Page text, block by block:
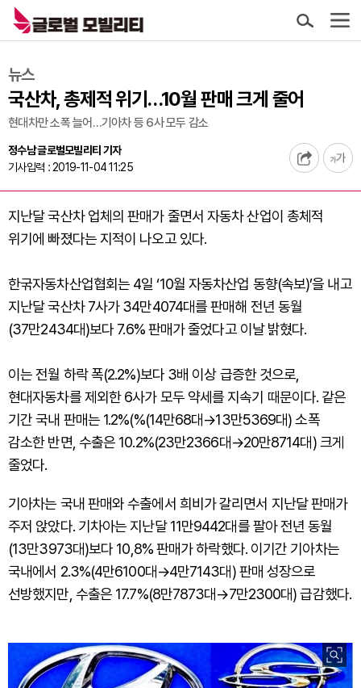
뉴스
국산차, 총제적 위기…10월 판매 크게 줄어
현대차만 소폭 늘어…기아차 등 6사 모두 감소
정수남 글로벌모빌리티 기자
기사입력 : 2019-11-04 11:25
지난달 국산차 업체의 판매가 줄면서 자동차 산업이 총체적
위기에 빠졌다는 지적이 나오고 있다.
한굮자동차산업협회는 4일 ‘10월 자동차산업 동향(속보)’을 내고
지난달 국산차 7사가 34만4074대를 판매해 전년 동월
(37만2434대)보다 7.6% 판매가 줄었다고 이날 밝혔다.
이는 전월 하락 폭(2.2%)보다 3배 이상 급증한 것으로,
현대자동차를 제외한 6사가 모두 약세를 지속기 때문이다. 같은
기간 국내 판매는 1.2%(%(14만68대→13만5369대) 소폭
감소한 반면, 수출은 10.2%(23만2366대→20만8714대) 크게
줄었다.
기아차는 국내 판매와 수출에서 희비가 갈리면서 지난달 판매가
주저 앉았다. 기차아는 지난달 11만9442대를 팔아 전년 동월
(13만3973대)보다 10,8% 판매가 하락했다. 이기간 기아차는
국내에서 2.3%(4만6100대→4만7143대) 판매 성장으로
선방했지만, 수출은 17.7%(8만7873대→7만2300대) 급감했다.